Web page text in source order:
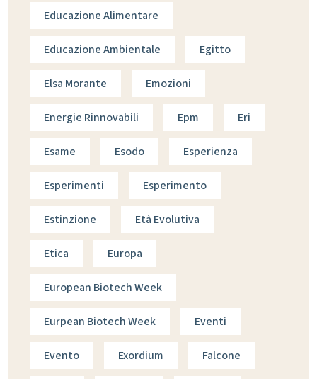
Educazione Alimentare
Educazione Ambientale Egitto
Elsa Morante Emozioni
Energie Rinnovabili Epm Eri
Esame Esodo Esperienza
Esperimenti Esperimento
Estinzione Età Evolutiva
Etica Europa
European Biotech Week
Eurpean Biotech Week Eventi
Evento Exordium Falcone